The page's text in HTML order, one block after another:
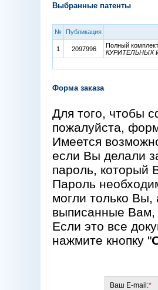
Выбранные патенты
№ Публикация
1 2097996
Полный
КУРИТЕЛЬНЫХ
Форма заказа
Для того, чтобы
пожалуйста,
Имеется
если Вы делали
пароль, который
Пароль
могли только Вы,
выписанные Вам,
Если это все
нажмите кнопку "
Ваш E-mail:*